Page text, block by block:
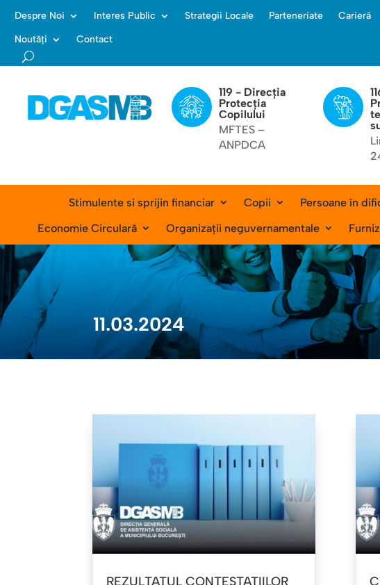
Despre Noi Interes Public Strategii Locale Parteneriate Carieră
Noutăți
Contact
119 - Direcția
Protecția
Copilului
MFTES –
ANPDCA
Stimulente si sprijin financiar Copii Persoane în
Economie Circulară
Organizații neguvernamentale
11.03.2024
REZULTATUL CONTESTAȚIILOR